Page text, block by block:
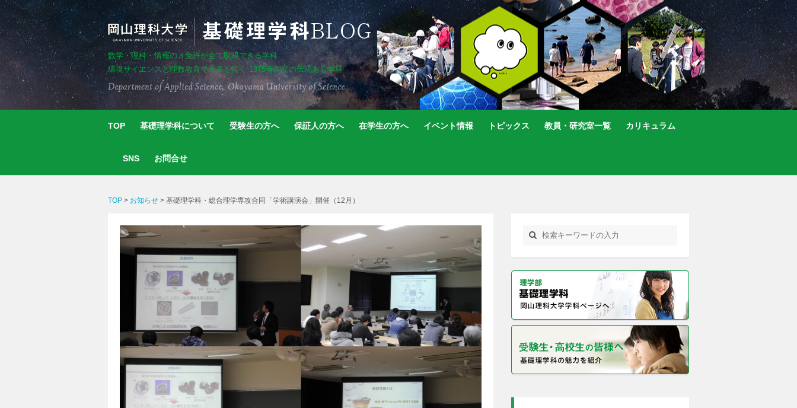
数学・理科・情報の３免許が全て取得できる学科
環境サイエンスと理数教育で未来を拓く 1975年創立の伝統ある学科
TOP 基礎理学科について 受験生の方へ 保証人の方へ 在学生の方へ イベント情報 トピックス 教員・研究室一覧 カリキュラム
SNS お問合せ
TOP > お知らせ > 基礎理学科・総合理学専攻合同「学術講演会」開催（12月）